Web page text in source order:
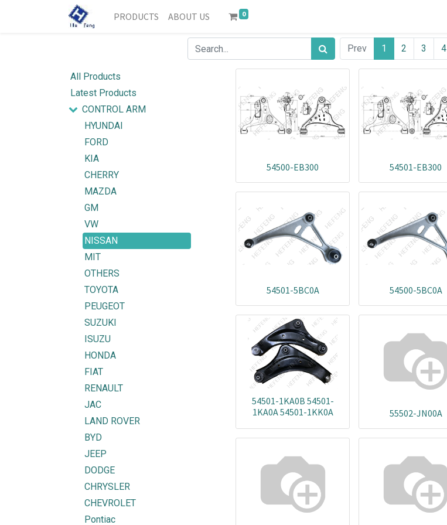
PRODUCTS ABOUT US 0
Prev 1 2 3 4
All Products
Latest Products
CONTROL ARM
HYUNDAI
FORD
KIA
CHERRY
MAZDA
GM
VW
NISSAN
MIT
OTHERS
TOYOTA
PEUGEOT
SUZUKI
ISUZU
HONDA
FIAT
RENAULT
JAC
LAND ROVER
BYD
JEEP
DODGE
CHRYSLER
CHEVROLET
Pontiac
54500-EB300 54501-EB300
54501-5BC0A 54500-5BC0A
54501-1KA0B 54501-
1KA0A 54501-1KK0A
55502-JN00A